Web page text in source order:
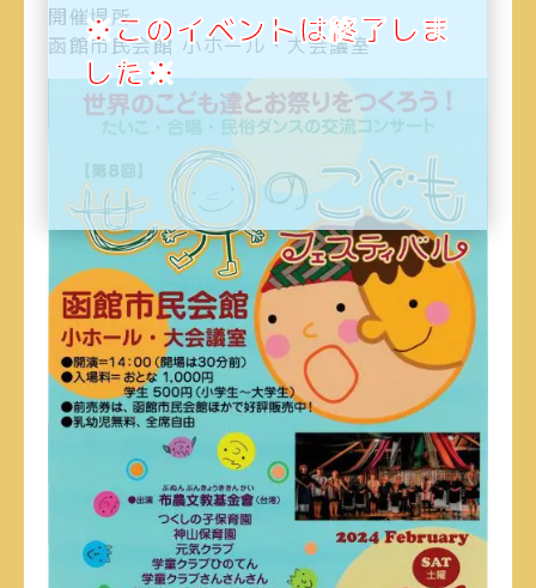
開催場所
函館市民会館 小ホール・大会議室
※このイベントは終了しま
した※